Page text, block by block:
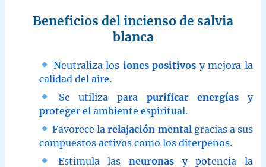
Beneficios del incienso de salvia
blanca
Neutraliza los iones positivos y mejora la
calidad del aire.
Se utiliza para purificar energías y
proteger el ambiente espiritual.
Favorece larelajación mental gracias a sus
compuestos activos como los diterpenos.
Estimula las neuronas y potencia la